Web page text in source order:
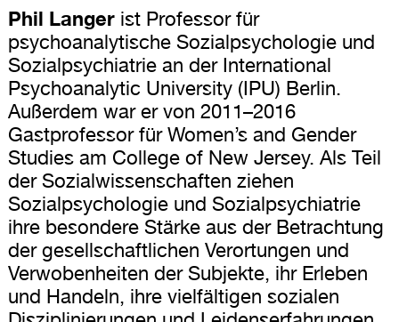
Phil Langerist Professor für
psychoanalytische Sozialpsychologie und
Sozialpsychiatrie an der International
Psychoanalytic University (IPU) Berlin.
Außerdem war er von 2011–2016
Gastprofessor für Women’s and Gender
Studies am College of New Jersey. Als Teil
der Sozialwissenschaften ziehen
Sozialpsychologie und Sozialpsychiatrie
ihre besondere Stärke aus der Betrachtung
der gesellschaftlichen Verortungen und
Verwobenheiten der Subjekte, ihr Erleben
und Handeln, ihre vielfältigen sozialen